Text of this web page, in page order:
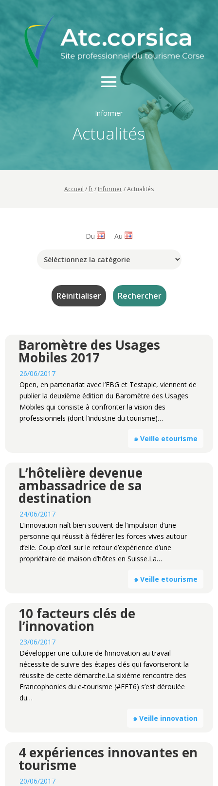
Informer
Actualités
Accueil /fr/ Informer/Actualités
Du Au
Baromètre des Usages
Mobiles 2017
26/06/2017
Open, en partenariat avec l’EBG et Testapic, viennent de
publier la deuxième édition du Baromètre des Usages
Mobiles qui consiste à confronter la vision des
professionnels (dont l’industrie du tourisme)…
๑ Veille etourisme
L’hôtelière devenue
ambassadrice de sa
destination
24/06/2017
L’innovation naît bien souvent de l’impulsion d’une
personne qui réussit à fédérer les forces vives autour
d’elle. Coup d’œil sur le retour d’expérience d’une
propriétaire de maison d’hôtes en Suisse.La…
๑ Veille etourisme
10 facteurs clés de
l’innovation
23/06/2017
Développer une culture de l’innovation au travail
nécessite de suivre des étapes clés qui favoriseront la
réussite de cette démarche.La sixième rencontre des
Francophonies du e-tourisme (#FET6) s’est déroulée
du…
๑ Veille innovation
4 expériences innovantes en
tourisme
20/06/2017